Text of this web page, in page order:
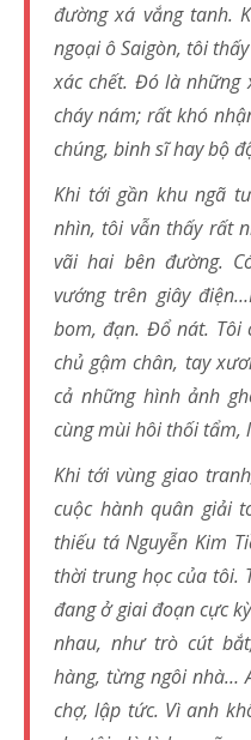
đường xá vắng tanh.
ngoại ô Saigòn, tôi
xác chết. Đó là những
cháy nám; rất khó
chúng, binh sĩ hay bộ
Khi tới gần khu ngã
nhìn, tôi vẫn thấy rất
vãi hai bên đường.
vướng trên giây
bom, đạn. Đổ nát. Tôi
chủ gậm chân, tay
cả những hình ảnh
cùng mùi hôi thối tẩm,
Khi tới vùng giao
cuộc hành quân giải
thiếu tá Nguyễn Kim
thời trung học của tôi.
đang ở giai đoạn cực
nhau, như trò cút
hàng, từng ngôi nhà…
chợ, lập tức. Vì anh